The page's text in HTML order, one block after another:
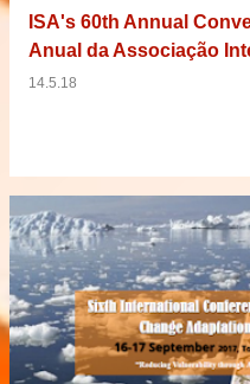
ISA's 60th Annual
Anual da Associação
14.5.18